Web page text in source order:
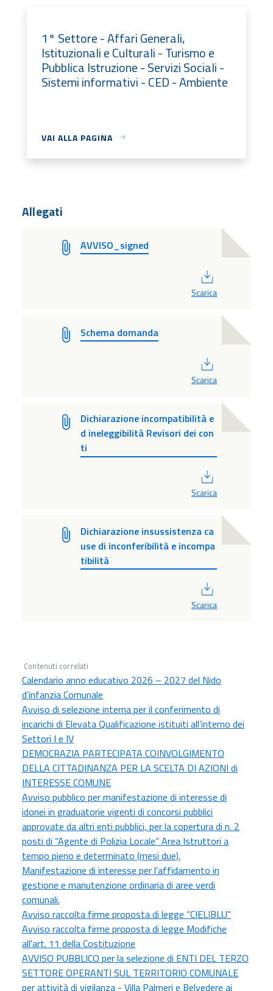
1° Settore - Affari Generali,
Istituzionali e Culturali - Turismo e
Pubblica Istruzione - Servizi Sociali -
Sistemi informativi - CED - Ambiente
VAI ALLA PAGINA
Allegati
AVVISO_signed
Scarica
Schema domanda
Scarica
Dichiarazione incompatibilità e
d ineleggibilità Revisori dei con
ti
Scarica
Dichiarazione insussistenza ca
use di inconferibilità e incompa
tibilità
Scarica
Contenuti correlati
Calendario anno educativo 2026 – 2027 del Nido
d’infanzia Comunale
Avviso di selezione interna per il conferimento di
incarichi di Elevata Qualificazione istituiti all’interno dei
Settori I e IV
DEMOCRAZIA PARTECIPATA COINVOLGIMENTO
DELLA CITTADINANZA PER LA SCELTA DI AZIONI di
INTERESSE COMUNE
Avviso pubblico per manifestazione di interesse di
idonei in graduatorie vigenti di concorsi pubblici
approvate da altri enti pubblici, per la copertura di n. 2
posti di “Agente di Polizia Locale” Area Istruttori a
tempo pieno e determinato (mesi due).
Manifestazione di interesse per l’affidamento in
gestione e manutenzione ordinaria di aree verdi
comunali.
Avviso raccolta firme proposta di legge “CIELIBLU"
Avviso raccolta firme proposta di legge Modifiche
all'art. 11 della Costituzione
AVVISO PUBBLICO per la selezione di ENTI DEL TERZO
SETTORE OPERANTI SUL TERRITORIO COMUNALE
per attività di vigilanza - Villa Palmeri e Belvedere ai